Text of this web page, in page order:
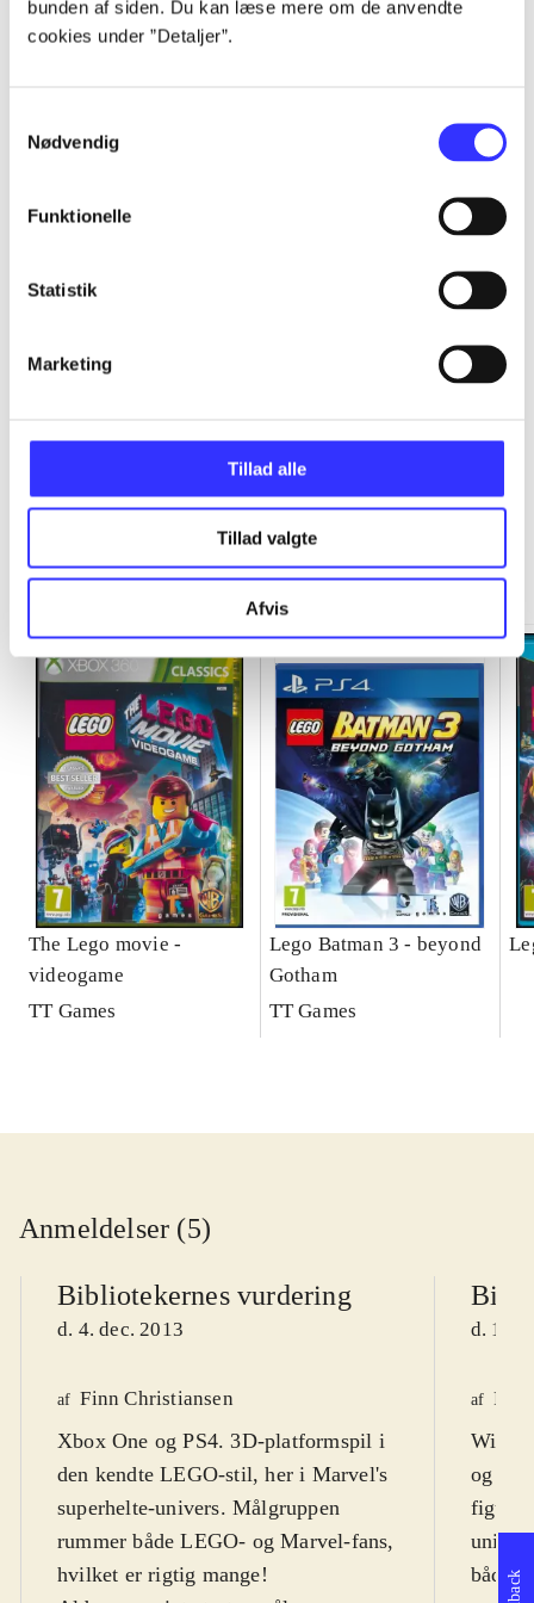
bunden af siden. Du kan læse mere om de anvendte
cookies under ”Detaljer”.
Nødvendig
Funktionelle
Statistik
Marketing
Tillad alle
Tillad valgte
Afvis
Alle registrerede artikler fordelt på udgivelser
...
Minder om
The Lego movie -
videogame
TT Games
Lego Batman 3 - beyond
Gotham
TT Games
Anmeldelser (5)
Bibliotekernes vurdering
d. 4. dec. 2013
af Finn Christiansen
Xbox One og PS4. 3D-platformspil i
den kendte LEGO-stil, her i Marvel's
superhelte-univers. Målgruppen
rummer både LEGO- og Marvel-fans,
hvilket er rigtig mange!
d. 11.
af
Wii U.
og
figurer
både